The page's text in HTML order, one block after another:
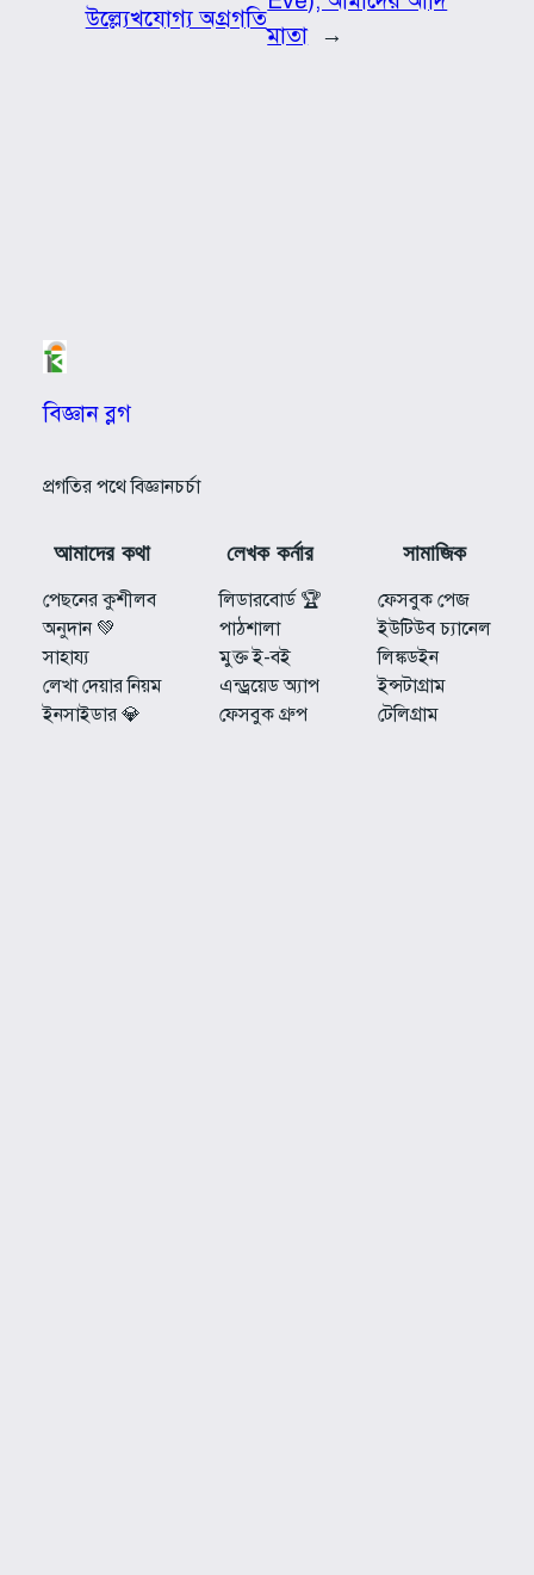
উল্ল্যেখযোগ্য অগ্রগতি
মাতা →
বিজ্ঞান ব্লগ
প্রগতির পথে বিজ্ঞানচর্চা
আমাদের কথা
পেছনের কুশীলব
অনুদান 💚
সাহায্য
লেখা দেয়ার নিয়ম
ইনসাইডার 💎
লেখক কর্নার
লিডারবোর্ড 🏆
পাঠশালা
মুক্ত ই-বই
এন্ড্রয়েড অ্যাপ
ফেসবুক গ্রুপ
সামাজিক
ফেসবুক পেজ
ইউটিউব চ্যানেল
লিঙ্কডইন
ইন্সটাগ্রাম
টেলিগ্রাম